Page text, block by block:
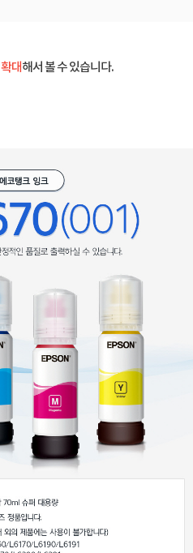
확대해서 볼 수 있습니다.